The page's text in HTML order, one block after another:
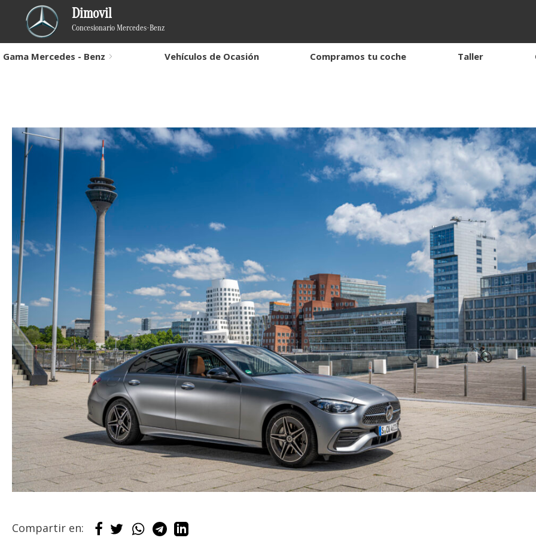
Dimovil
Concesionario Mercedes-Benz
Gama Mercedes - Benz Vehículos de Ocasión Compramos tu coche Taller
Compartir en: